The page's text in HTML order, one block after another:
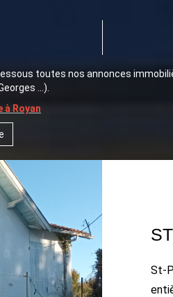
toutes nos annonces
...).
à Royan
St-